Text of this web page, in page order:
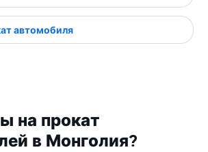
автомобиля
на прокат
в Монголия?